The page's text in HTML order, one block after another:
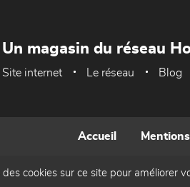
Un magasin du réseau
Site internet Le réseau Blog
Accueil
des cookies sur ce site pour améliorer